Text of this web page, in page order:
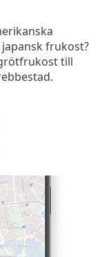
frukost?
till